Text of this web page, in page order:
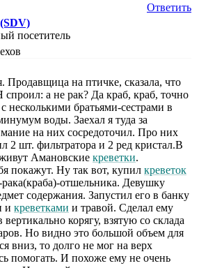
Ответить
посетитель
на птичке, сказала, что
а не рак? Да краб, краб, точно
несколькими братьями-сестрами в
воды. Заехал я туда за
на них сосредоточил. Про них
2 шт. фильтратора и 2 ред кристал.В
Амановские креветки.
покажут. Ну так вот, купил креветок
отшельника. Девушку
содержания. Запустил его в банку
и креветками и травой. Сделал ему
корягу, взятую со склада
Но видно это большой объем для
вниз, то долго не мог на верх
помогать. И похоже ему не очень